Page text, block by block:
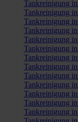
Tankreinigung
Tankreinigung
Tankreinigung
Tankreinigung
Tankreinigung
Tankreinigung
Tankreinigung
Tankreinigung
Tankreinigung
Tankreinigung
Tankreinigung
Tankreinigung
Tankreinigung